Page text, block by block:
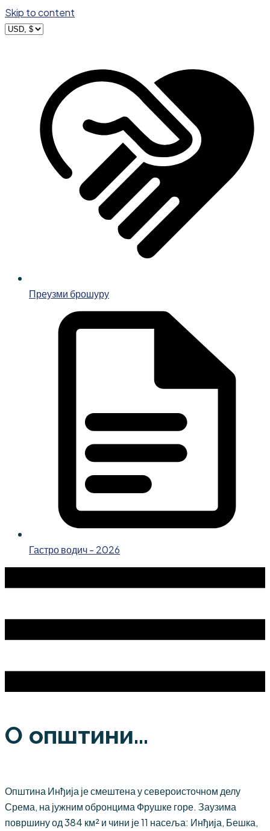
Skip to content
Преузми брошуру
Гастро водич - 2026
О општини...
Општина Инђија је смештена у североисточном делу
Срема, на јужним обронцима Фрушке горе. Заузима
површину од 384 км² и чини је 11 насеља: Инђија, Бешка,